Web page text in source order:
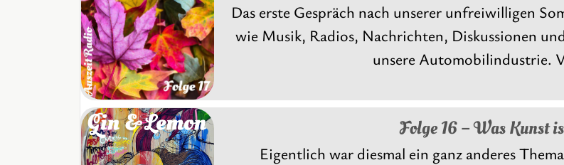
Das erste Gespräch nach unserer unfreiwilligen
wie Musik, Radios, Nachrichten, Diskussionen
unsere Automobilindustrie.
Folge 16 – Was
Eigentlich war diesmal ein ganz anderes